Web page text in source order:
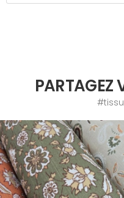
PARTAGEZ